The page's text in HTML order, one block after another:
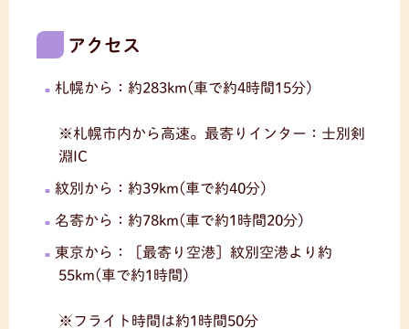
アクセス
札幌から：約283km(車で約4時間15分)
※札幌市内から高速。最寄りインター：士別剣
淵IC
紋別から：約39km(車で約40分)
名寄から：約78km(車で約1時間20分)
東京から：［最寄り空港］紋別空港より約
55km(車で約1時間)
※フライト時間は約1時間50分